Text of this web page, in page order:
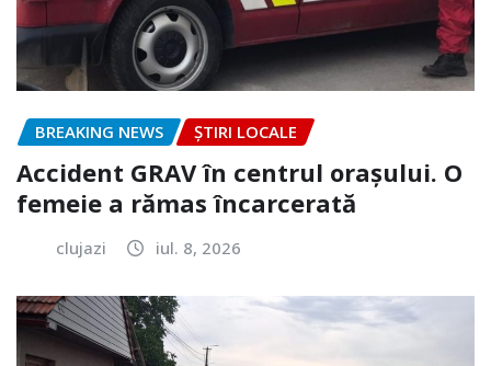
BREAKING NEWS ȘTIRI LOCALE
Accident GRAV în centrul orașului. O
femeie a rămas încarcerată
clujazi iul. 8, 2026